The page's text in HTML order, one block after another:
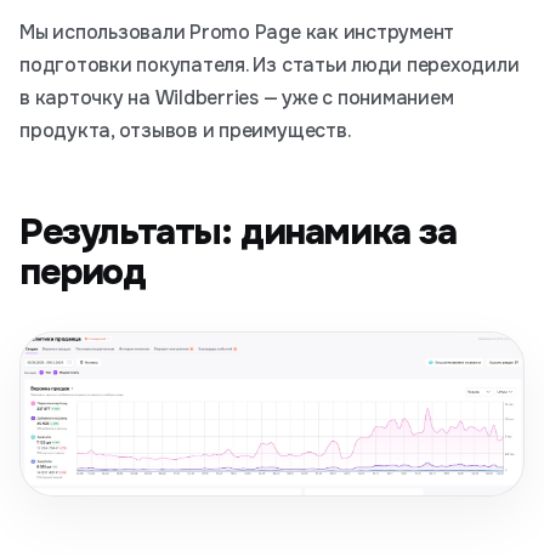
Мы использовали Promo Page как инструмент
подготовки покупателя. Из статьи люди переходили
в карточку на Wildberries — уже с пониманием
продукта, отзывов и преимуществ.
Результаты: динамика за
период